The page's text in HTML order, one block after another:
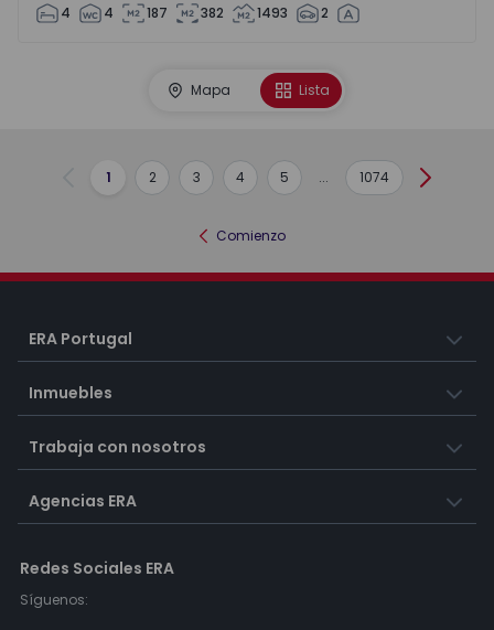
4 4 187 382 1493 2
Mapa Lista
Anterior
1 2 3 4 5 ... 1074
Comienzo
ERA Portugal
Inmuebles
Trabaja con nosotros
Agencias ERA
Redes Sociales ERA
Síguenos: